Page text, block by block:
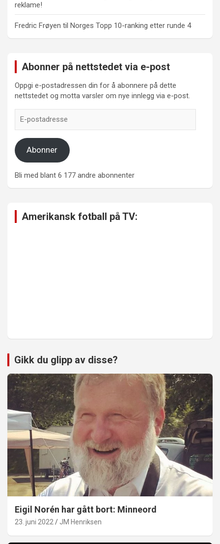
reklame!
Fredric Frøyen til Norges Topp 10-ranking etter runde 4
Abonner på nettstedet via e-post
Oppgi e-postadressen din for å abonnere på dette
nettstedet og motta varsler om nye innlegg via e-post.
postadresse
Abonner
Bli med blant 6 177 andre abonnenter
Amerikansk fotball på TV:
Gikk du glipp av disse?
Eigil Norén har gått bort: Minneord
23. juni 2022 JM Henriksen